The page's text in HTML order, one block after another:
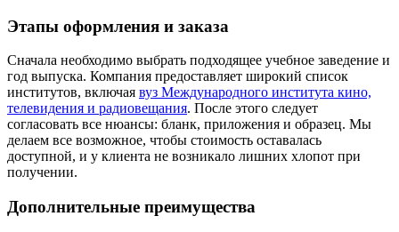
Этапы оформления и заказа
Сначала необходимо выбрать подходящее учебное заведение и
год выпуска. Компания предоставляет широкий список
институтов, включая вуз Международного института кино,
телевидения и радиовещания. После этого следует
согласовать все нюансы: бланк, приложения и образец. Мы
делаем все возможное, чтобы стоимость оставалась
доступной, и у клиента не возникало лишних хлопот при
получении.
Дополнительные преимущества